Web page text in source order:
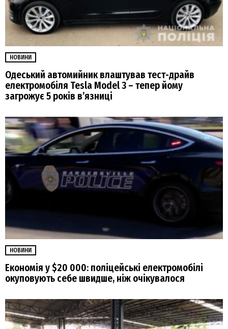
НОВИНИ
Одеський автомийник влаштував тест-драйв
електромобіля Tesla Model 3 – тепер йому
загрожує 5 років в’язниці
НОВИНИ
Економія у $20 000: поліцейські електромобілі
окуповують себе швидше, ніж очікувалося